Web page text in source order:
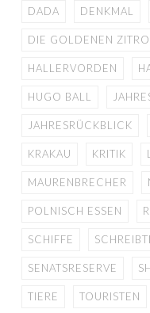
DADA DENKMAL
DIE GOLDENEN
HALLERVORDEN
HUGO BALL
JAHRESRÜCKBLICK
KRAKAU KRITIK
MAURENBRECHER
POLNISCH ESSEN
SCHIFFE
SENATSRESERVE
TIERE TOURISTEN